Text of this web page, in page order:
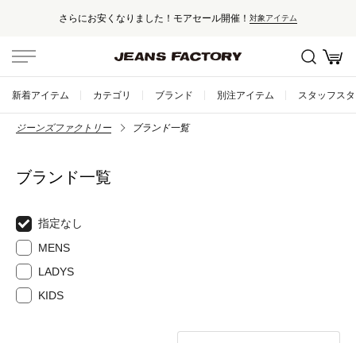
さらにお安くなりました！モアセール開催！ 対象アイテム
新着アイテム カテゴリ ブランド 別注アイテム スタッフス
ジーンズファクトリー ブランド一覧
ブランド一覧
指定なし
MENS
LADYS
KIDS